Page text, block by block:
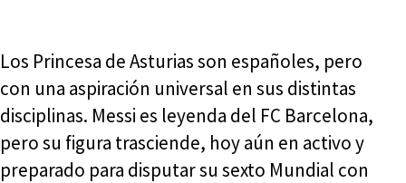
Los Princesa de Asturias son españoles, pero
con una aspiración universal en sus distintas
disciplinas. Messi es leyenda del FC Barcelona,
pero su figura trasciende, hoy aún en activo y
preparado para disputar su sexto Mundial con